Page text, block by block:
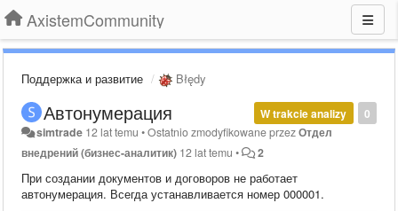
AxistemCommunity
Поддержка и развитие Błędy
0
W trakcie analizy
Автонумерация
simtrade 12 lat temu •Ostatnio zmodyfikowane przezОтдел
внедрений (бизнес-аналитик) 12 lat temu • 2
При создании документов и договоров не работает
автонумерация. Всегда устанавливается номер 000001.